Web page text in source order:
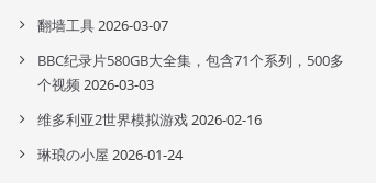
翻墙工具2026-03-07
BBC纪录片580GB大全集，包含71个系列，500多
个视频2026-03-03
维多利亚2世界模拟游戏2026-02-16
琳琅の小屋 2026-01-24